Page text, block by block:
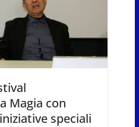
Magia con
speciali